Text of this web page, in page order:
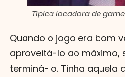
Típica locadora de
Quando o jogo era bom
aproveitá-lo ao máximo,
terminá-lo. Tinha aquela